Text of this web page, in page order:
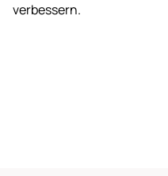
verbessern.